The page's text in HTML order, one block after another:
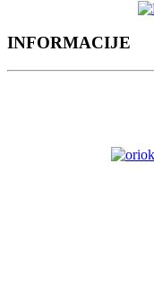
INFORMACIJE